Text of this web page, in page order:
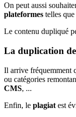
On peut aussi
plateformes telles
Le contenu dupliqué
La duplication
Il arrive fréquemment
ou catégories
CMS, ...
Enfin, le plagiat est